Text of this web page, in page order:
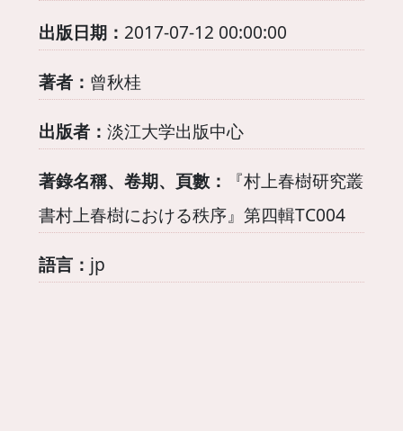
出版日期： 2017-07-12 00:00:00
著者： 曾秋桂
出版者： 淡江大学出版中心
著錄名稱、卷期、頁數：
『村上春樹研究叢
書村上春樹における秩序』第四輯TC004
語言： jp